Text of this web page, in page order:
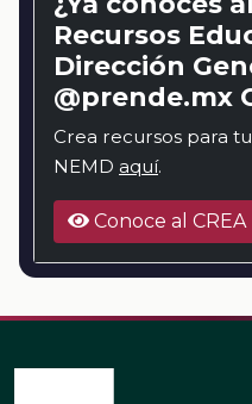
Recursos
Dirección
@prende.mx
Crea recursos para
NEMD aquí.
Conoce al CREA